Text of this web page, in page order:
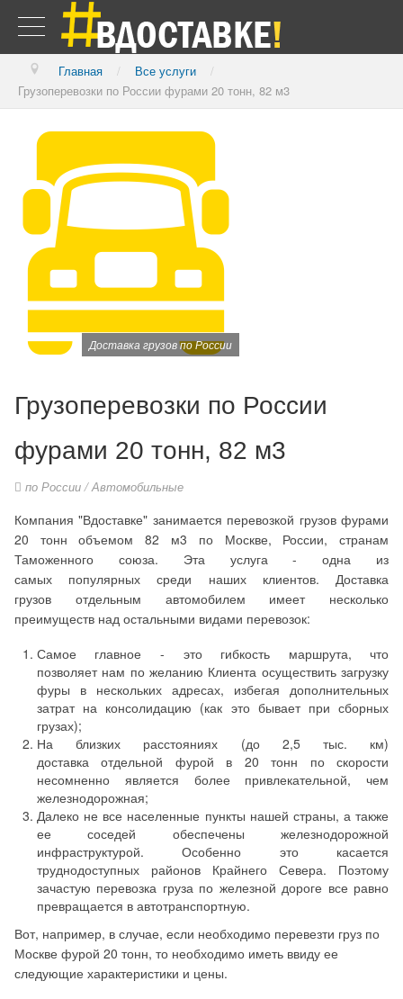
Главная / Все услуги
/
Грузоперевозки по России фурами 20 тонн, 82 м3
Доставка грузов по России
Грузоперевозки по России
фурами 20 тонн, 82 м3
по России /Автомобильные
Компания "Вдоставке" занимается перевозкой грузов фурами
20 тонн объемом 82 м3 по Москве, России, странам
Таможенного союза. Эта услуга - одна из
самых популярных среди наших клиентов. Доставка
грузов отдельным автомобилем имеет несколько
преимуществ над остальными видами перевозок:
Самое главное - это гибкость маршрута, что
позволяет нам по желанию Клиента осуществить загрузку
фуры в нескольких адресах, избегая дополнительных
затрат на консолидацию (как это бывает при сборных
грузах);
На близких расстояниях (до 2,5 тыс. км)
доставка отдельной фурой в 20 тонн по скорости
несомненно является более привлекательной, чем
железнодорожная;
Далеко не все населенные пункты нашей страны, а также
ее соседей обеспечены железнодорожной
инфраструктурой. Особенно это касается
труднодоступных районов Крайнего Севера. Поэтому
зачастую перевозка груза по железной дороге все равно
превращается в автотранспортную.
Вот, например, в случае, если необходимо перевезти груз по
Москве фурой 20 тонн, то необходимо иметь ввиду ее
следующие характеристики и цены.